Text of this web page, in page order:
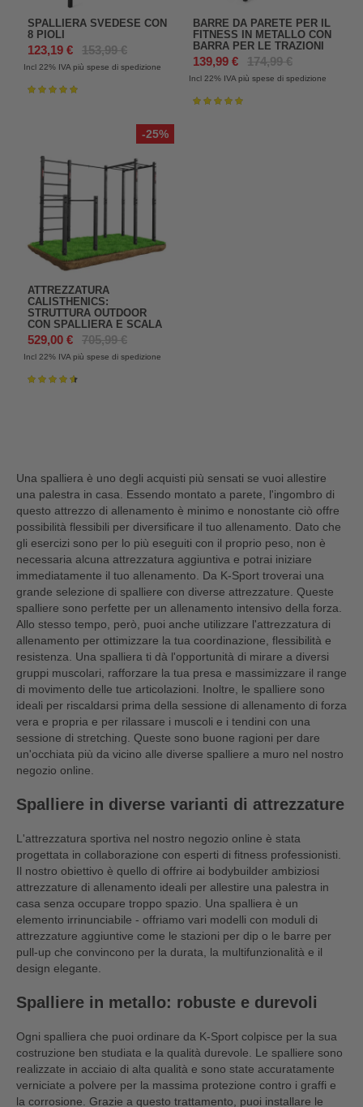
SPALLIERA SVEDESE CON
8 PIOLI
123,19 € 153,99 €
Incl 22% IVA più spese di spedizione
Valutazione:
BARRE DA PARETE PER IL
FITNESS IN METALLO CON
BARRA PER LE TRAZIONI
139,99 € 174,99 €
Incl 22% IVA più spese di spedizione
Valutazione:
-25%
ATTREZZATURA
CALISTHENICS:
STRUTTURA OUTDOOR
CON SPALLIERA E SCALA
529,00 € 705,99 €
Incl 22% IVA più spese di spedizione
Valutazione:
Una spalliera è uno degli acquisti più sensati se vuoi allestire
una palestra in casa. Essendo montato a parete, l'ingombro di
questo attrezzo di allenamento è minimo e nonostante ciò offre
possibilità flessibili per diversificare il tuo allenamento. Dato che
gli esercizi sono per lo più eseguiti con il proprio peso, non è
necessaria alcuna attrezzatura aggiuntiva e potrai iniziare
immediatamente il tuo allenamento. Da K-Sport troverai una
grande selezione di spalliere con diverse attrezzature. Queste
spalliere sono perfette per un allenamento intensivo della forza.
Allo stesso tempo, però, puoi anche utilizzare l'attrezzatura di
allenamento per ottimizzare la tua coordinazione, flessibilità e
resistenza. Una spalliera ti dà l'opportunità di mirare a diversi
gruppi muscolari, rafforzare la tua presa e massimizzare il range
di movimento delle tue articolazioni. Inoltre, le spalliere sono
ideali per riscaldarsi prima della sessione di allenamento di forza
vera e propria e per rilassare i muscoli e i tendini con una
sessione di stretching. Queste sono buone ragioni per dare
un'occhiata più da vicino alle diverse spalliere a muro nel nostro
negozio online.
Spalliere in diverse varianti di attrezzature
L'attrezzatura sportiva nel nostro negozio online è stata
progettata in collaborazione con esperti di fitness professionisti.
Il nostro obiettivo è quello di offrire ai bodybuilder ambiziosi
attrezzature di allenamento ideali per allestire una palestra in
casa senza occupare troppo spazio. Una spalliera è un
elemento irrinunciabile - offriamo vari modelli con moduli di
attrezzature aggiuntive come le stazioni per dip o le barre per
pull-up che convincono per la durata, la multifunzionalità e il
design elegante.
Spalliere in metallo: robuste e durevoli
Ogni spalliera che puoi ordinare da K-Sport colpisce per la sua
costruzione ben studiata e la qualità durevole. Le spalliere sono
realizzate in acciaio di alta qualità e sono state accuratamente
verniciate a polvere per la massima protezione contro i graffi e
la corrosione. Grazie a questo trattamento, puoi installare le